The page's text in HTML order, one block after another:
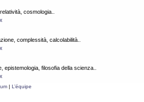
cosmologia..
complessità, calcolabilità..
epistemologia, filosofia della scienza..
| L’équipe